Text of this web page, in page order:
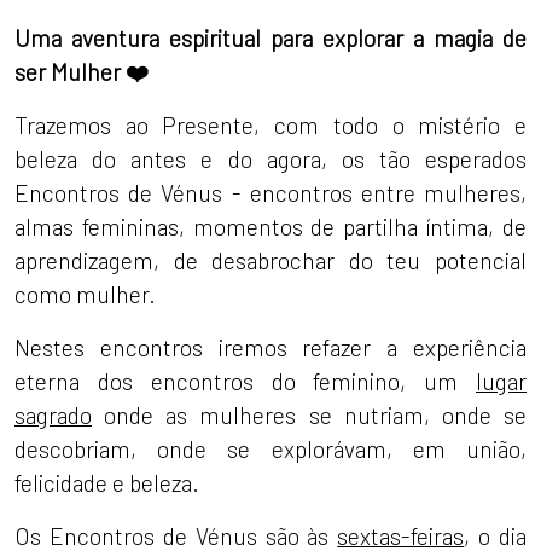
Uma aventura espiritual para explorar a magia de
ser Mulher ❤️
Trazemos ao Presente, com todo o mistério e
beleza do antes e do agora, os tão esperados
Encontros de Vénus - encontros entre mulheres,
almas femininas, momentos de partilha íntima, de
aprendizagem, de desabrochar do teu potencial
como mulher.
Nestes encontros iremos refazer a experiência
eterna dos encontros do feminino, um lugar
sagrado onde as mulheres se nutriam, onde se
descobriam, onde se explorávam, em união,
felicidade e beleza.
Os Encontros de Vénus são às sextas-feiras, o dia